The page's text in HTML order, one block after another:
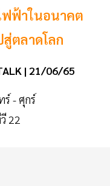
ฟฟ้าในอนาคต
ตลาดโลก
| 21/06/65
- ศุกร์
22